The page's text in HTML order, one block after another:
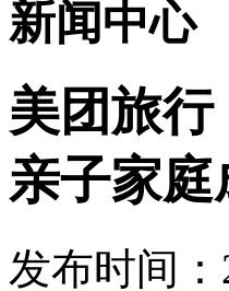
新闻中心
美团旅
亲子家庭
发布时间：